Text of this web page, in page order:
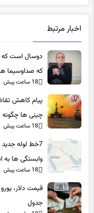
که صداوسیما
است
پیام کاهش
اند؟
18 ساعت پیش
7خط لوله جدید
وابستگی ها به
جدول
18 ساعت پیش